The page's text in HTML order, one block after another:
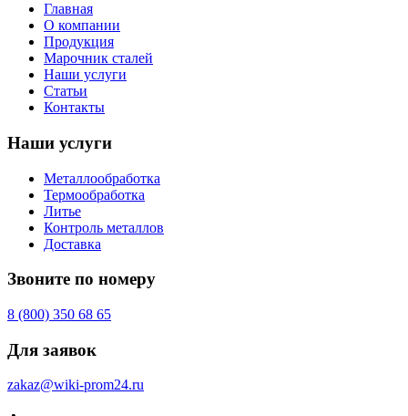
Главная
О компании
Продукция
Марочник сталей
Наши услуги
Статьи
Контакты
Наши услуги
Металлообработка
Термообработка
Литье
Контроль металлов
Доставка
Звоните по номеру
8 (800) 350 68 65
Для заявок
zakaz@wiki-prom24.ru